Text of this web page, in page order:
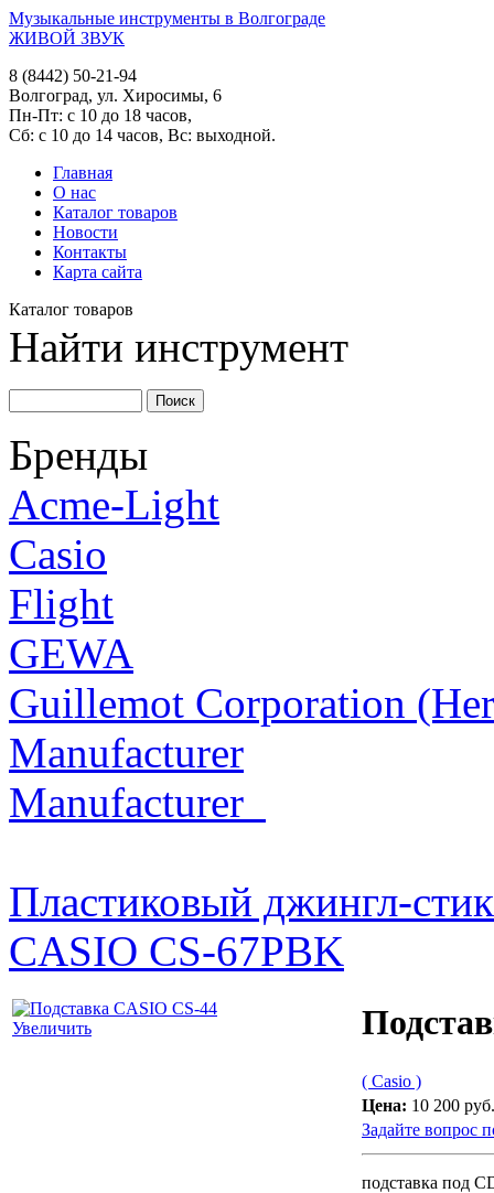
Музыкальные инструменты в Волгограде
ЖИВОЙ ЗВУК
8 (8442) 50-21-94
Волгоград, ул. Хиросимы, 6
Пн-Пт: с 10 до 18 часов,
Сб: с 10 до 14 часов, Вс: выходной.
Главная
О нас
Каталог товаров
Новости
Контакты
Карта сайта
Каталог товаров
Найти инструмент
Бренды
Acme-Light
Casio
Flight
GEWA
Guillemot Corporation
Manufacturer
Manufacturer_
Пластиковый джингл-
CASIO CS-67PBK
Увеличить
( Casio )
Цена: 10 200 руб.
Задайте вопрос
подставка под